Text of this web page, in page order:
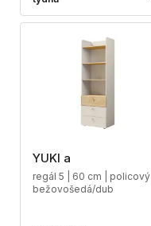
YUKI a
regál 5 | 60 cm | policový |
bežovošedá/dub